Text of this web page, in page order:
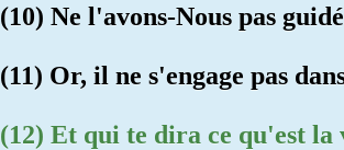
(10) Ne l'avons-Nous pas
(11) Or, il ne s'engage pas
(12) Et qui te dira ce qu'est